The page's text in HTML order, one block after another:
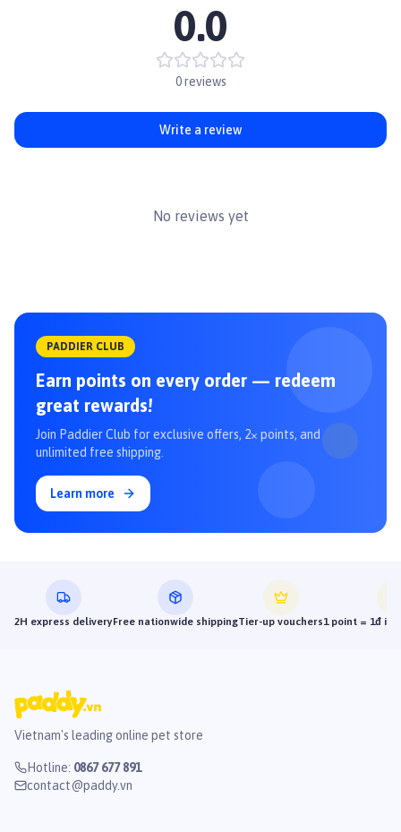
Tỷ lệ protein từ các nguồn động vật: 94%; Calo ME từ: Protein: 32%;
Chất béo: 43%; Tất cả các thành phần khác: 25%.
0.0
0 reviews
Write a review
No reviews yet
PADDIER CLUB
Earn points on every order — redeem
great rewards!
Join Paddier Club for exclusive offers, 2× points, and
unlimited free shipping.
Learn more
2H express deliveryFree nationwide shippingTier-up vouchers1 point = 1đ
Vietnam's leading online pet store
Hotline: 0867 677 891
contact@paddy.vn